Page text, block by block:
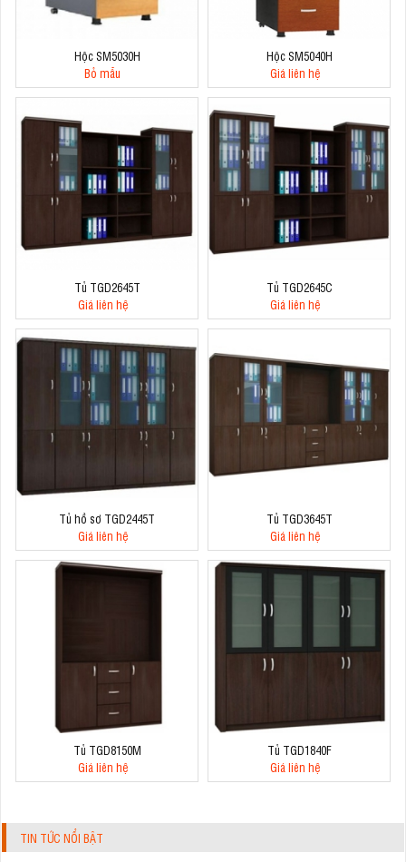
Hộc SM5030H
Bỏ mẫu
Hộc SM5040H
Giá liên hệ
Tủ TGD2645T
Giá liên hệ
Tủ TGD2645C
Giá liên hệ
Tủ hồ sơ TGD2445T
Giá liên hệ
Tủ TGD3645T
Giá liên hệ
Tủ TGD8150M
Giá liên hệ
Tủ TGD1840F
Giá liên hệ
TIN TỨC NỔI BẬT